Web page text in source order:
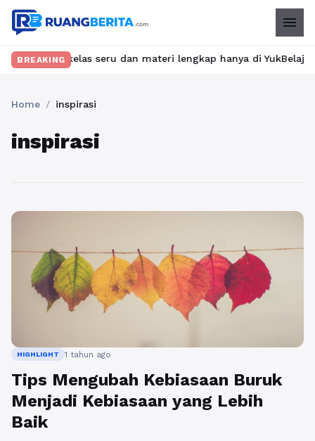
menu
BREAKING
kelas seru dan materi lengkap hanya di YukBelajar.com.
Home / inspirasi
inspirasi
HIGHLIGHT 1 tahun ago
Tips Mengubah Kebiasaan Buruk
Menjadi Kebiasaan yang Lebih
Baik